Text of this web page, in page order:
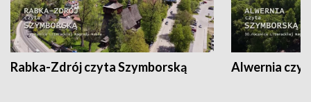
Rabka-Zdrój czyta Szymborską Alwernia